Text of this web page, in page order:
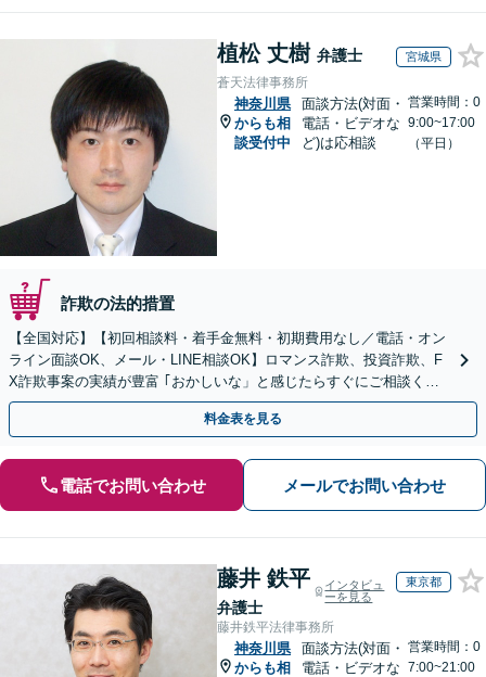
植松 丈樹 弁護士 宮城県
蒼天法律事務所
神奈川県
からも相
談受付中
面談方法(対面・
電話・ビデオな
ど)は応相談
営業時間：0
9:00~17:00
（平日）
詐欺の法的措置
【全国対応】【初回相談料・着手金無料・初期費用なし／電話・オン
ライン面談OK、メール・LINE相談OK】ロマンス詐欺、投資詐欺、F
X詐欺事案の実績が豊富 ｢おかしいな」と感じたらすぐにご相談くだ
さい。
料金表を見る
電話でお問い合わせ メールでお問い合わせ
藤井 鉄平
弁護士
インタビュ
ーを見る
東京都
藤井鉄平法律事務所
神奈川県
からも相
面談方法(対面・
電話・ビデオな
営業時間：0
7:00~21:00